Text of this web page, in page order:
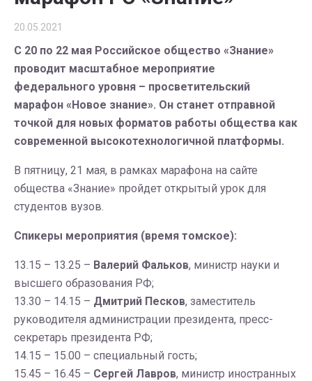
20.05.2021
С 20 по 22 мая Российское общество «Знание»
проводит масштабное мероприятие
федерального уровня – просветительский
марафон «Новое знание». Он станет отправной
точкой для новых форматов работы общества как
современной высокотехнологичной платформы.
В пятницу, 21 мая, в рамках марафона на сайте
общества «Знание» пройдет открытый урок для
студентов вузов.
Спикеры мероприятия (время томское):
13.15 – 13.25 – Валерий Фальков, министр науки и
высшего образования РФ;
13.30 – 14.15 – Дмитрий Песков, заместитель
руководителя администрации президента, пресс-
секретарь президента РФ;
14.15 – 15.00 – специальный гость;
15.45 – 16.45 – Сергей Лавров, министр иностранных